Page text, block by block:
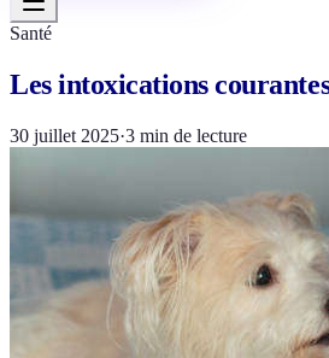
Santé
Les intoxications
30 juillet 2025·3 min de lecture